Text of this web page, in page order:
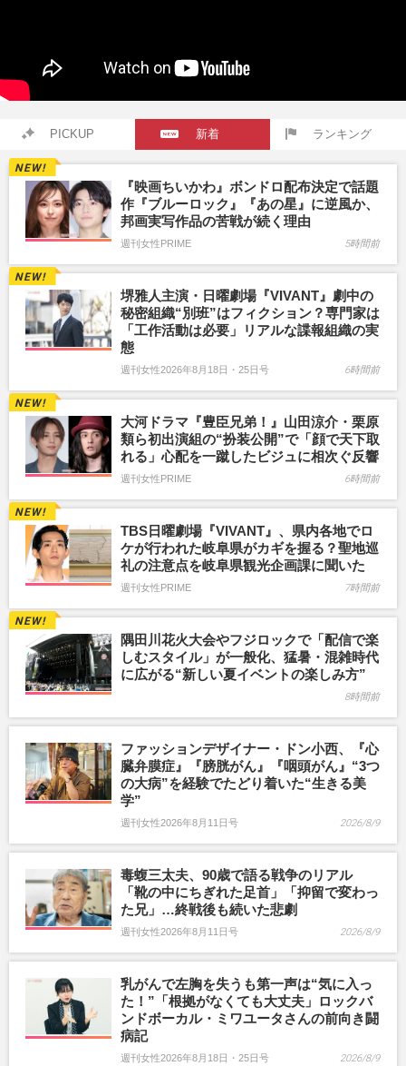
PICKUP 新着 ランキング
『映画ちいかわ』ボンドロ配布決定で話題
作『ブルーロック』『あの星』に逆風か、
邦画実写作品の苦戦が続く理由
週刊女性PRIME 5時間前
堺雅人主演・日曜劇場『VIVANT』劇中の
秘密組織“別班”はフィクション？専門家は
「工作活動は必要」リアルな諜報組織の実
態
週刊女性2026年8月18日・25日号 6時間前
大河ドラマ『豊臣兄弟！』山田涼介・栗原
類ら初出演組の“扮装公開”で「顔で天下取
れる」心配を一蹴したビジュに相次ぐ反響
週刊女性PRIME 6時間前
TBS日曜劇場『VIVANT』、県内各地でロ
ケが行われた岐阜県がカギを握る？聖地巡
礼の注意点を岐阜県観光企画課に聞いた
週刊女性PRIME 7時間前
隅田川花火大会やフジロックで「配信で楽
しむスタイル」が一般化、猛暑・混雑時代
に広がる“新しい夏イベントの楽しみ方”
8時間前
ファッションデザイナー・ドン小西、『心
臓弁膜症』『膀胱がん』『咽頭がん』“3つ
の大病”を経験でたどり着いた“生きる美
学”
週刊女性2026年8月11日号 2026/8/9
毒蝮三太夫、90歳で語る戦争のリアル
「靴の中にちぎれた足首」「抑留で変わっ
た兄」…終戦後も続いた悲劇
週刊女性2026年8月11日号 2026/8/9
乳がんで左胸を失うも第一声は“気に入っ
た！”「根拠がなくても大丈夫」ロックバ
ンドボーカル・ミワユータさんの前向き闘
病記
週刊女性2026年8月18日・25日号 2026/8/9